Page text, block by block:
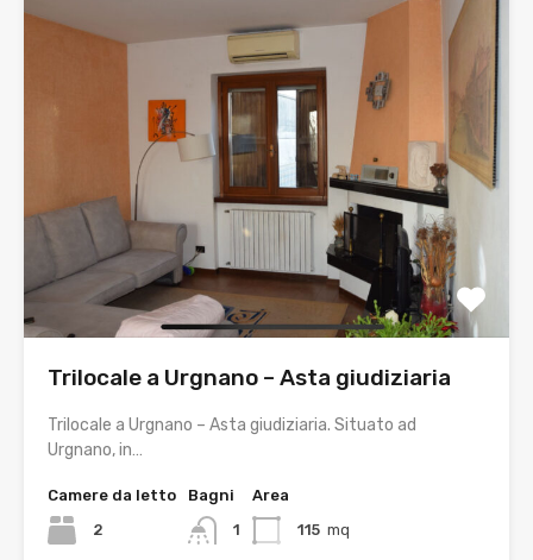
Trilocale a Urgnano – Asta giudiziaria
Trilocale a Urgnano – Asta giudiziaria. Situato ad
Urgnano, in…
Camere da letto
2
Bagni
1
Area
115 mq